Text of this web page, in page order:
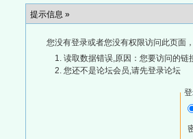
提示信息 »
您没有登录或者您没有权限访问此页面
读取数据错误,原因：您要访问的
您还不是论坛会员,请先登录论坛